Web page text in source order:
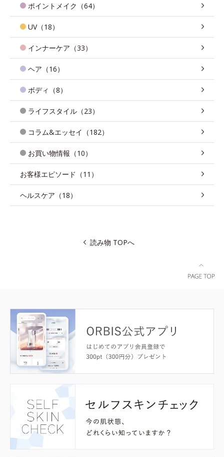
ポイントメイク（64）
UV（18）
インナーケア（33）
ヘア（16）
ボディ（8）
ライフスタイル（23）
コラム&エッセイ（182）
お買い物情報（10）
お客様エピソード（11）
ヘルスケア（18）
読み物 TOPへ